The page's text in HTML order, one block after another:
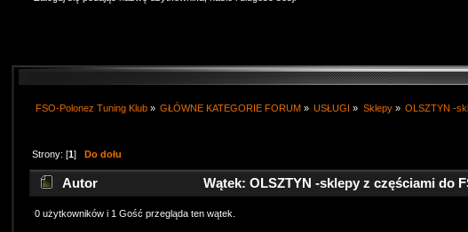
FSO-Polonez Tuning Klub» GŁÓWNE KATEGORIE FORUM » USŁUGI » Sklepy» OLSZTYN -
Strony: [1] Do dołu
Autor Wątek: OLSZTYN -sklepy z częściami do
0 użytkowników i 1 Gość przegląda ten wątek.